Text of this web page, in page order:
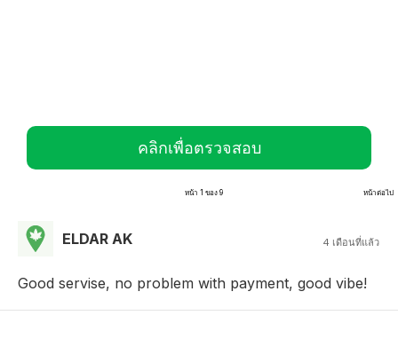
คลิกเพื่อตรวจสอบ
หน้า 1 ของ 9 หน้าต่อไป
ELDAR AK 4 เดือนที่แล้ว
Good servise, no problem with payment, good vibe!